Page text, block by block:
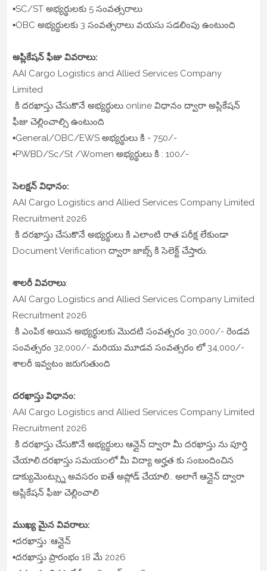
▪️SC/ST అభ్యర్థులకు 5 సంవత్సరాలు
▪️OBC అభ్యర్థులకు 3 సంవత్సరాలు వయసు సడలింపు ఉంటుంది
అప్లికేషన్ ఫీజు వివరాలు:
AAI Cargo Logistics and Allied Services Company
Limited
కి దరఖాస్తు చేసుకొనే అభ్యర్థులు online విధానం ద్వారా అప్లికేషన్
ఫీజు చెల్లించాల్సి ఉంటుంది
▪️General/OBC/EWS అభ్యర్థులు కి - 750/-
▪️PWBD/Sc/St /Women అభ్యర్థులు కి : 100/-
సెలక్షన్ విధానం:
AAI Cargo Logistics and Allied Services Company Limited
Recruitment 2026
కి దరఖాస్తు చేసుకొనే అభ్యర్థులు కి ఎలాంటి రాత పరీక్ష లేకుండా
Document Verification ద్వారా జాబ్స్ కి సెలెక్ట్ చేస్తారు.
శాలరీ వివరాలు:
AAI Cargo Logistics and Allied Services Company Limited
Recruitment 2026
కి ఎంపిక అయిన అభ్యర్థులకు మొదటి సంవత్సరం 30,000/- రెండవ
సంవత్సరం 32,000/- మరియు మూడవ సంవత్సరం లో 34,000/-
శాలరీ ఇవ్వటం జరుగుతుంది
దరఖాస్తు విధానం:
AAI Cargo Logistics and Allied Services Company Limited
Recruitment 2026
కి దరఖాస్తు చేసుకొనే అభ్యర్థులు ఆన్లైన్ ద్వారా మీ దరఖాస్తు ను పూర్తి
చేయాలి.దరఖాస్తు సమయoలో మీ విద్యా అర్హత కు సంబందించిన
డాక్యుమెంట్స్ను అవసరం ఐతే అప్లోడ్ చేయాలి.. అలాగే ఆన్లైన్ ద్వారా
అప్లికేషన్ ఫీజు చెల్లించాలి
ముఖ్య మైన వివరాలు:
▪️దరఖాస్తు :ఆన్లైన్
▪️దరఖాస్తు ప్రారంభం 18 మే 2026